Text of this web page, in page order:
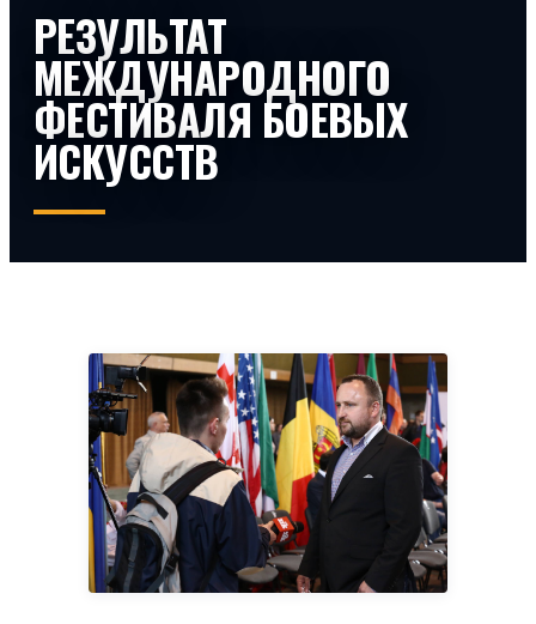
РЕЗУЛЬТАТ
МЕЖДУНАРОДНОГО
ФЕСТИВАЛЯ БОЕВЫХ
ИСКУССТВ